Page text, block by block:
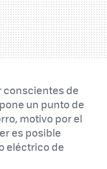
conscientes de
un punto de
motivo por el
es posible
eléctrico de